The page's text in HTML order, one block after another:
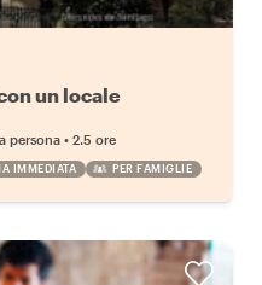
un locale
a persona • 2.5 ore
IMMEDIATA PER FAMIGLIE